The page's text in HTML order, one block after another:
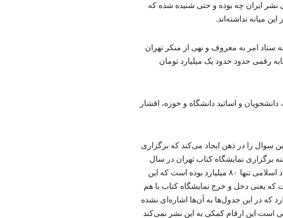
ایران چه بوده و حتی شنیده شده که
میانه نداشته‌اند.
است که طی آن رقمی حدود ۳ میلیارد تومان به ستاد امر به معروف و نهی از منکر تهران
رقمی حدود حدود یک میلیارد تومان
یارانه به اهل قلم، دانشجویان و اساتید دانشگاه و حوزه، اقشار
سوال را در ذهن ایجاد می‌کند که برگزاری
چه ضرورتی دارد؟ ۳۳۰ میلیارد تومان هزینه برگزاری نمایشگاه کتاب تهران در سال
۱۴۰۴ شده است که در مقابل آورده مالی بیرون از بودجه وزارت فرهنگ و ارشاد اسلامی تنها ۸۰ میلیارد بوده است که این
که یعنی دخل و خرج نمایشگاه کتاب با هم
که در این جدول‌ها به آن‌ها اشاره‌ای نشده
این ارقام کمکی به این نشر نمی‌کند